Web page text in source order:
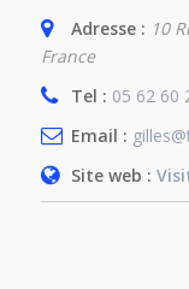
Adresse : 10
France
Tel : 05 62 60
Email :
Site web :